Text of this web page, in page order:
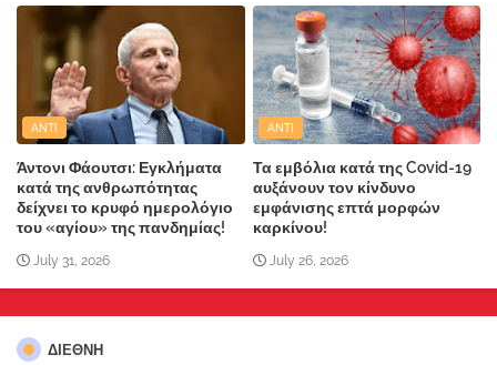
ANTI
Άντονι Φάουτσι: Εγκλήματα
κατά της ανθρωπότητας
δείχνει το κρυφό ημερολόγιο
του «αγίου» της πανδημίας!
July 31, 2026
ANTI
Τα εμβόλια κατά της Covid-19
αυξάνουν τον κίνδυνο
εμφάνισης επτά μορφών
καρκίνου!
July 26, 2026
ΔΙΕΘΝΗ